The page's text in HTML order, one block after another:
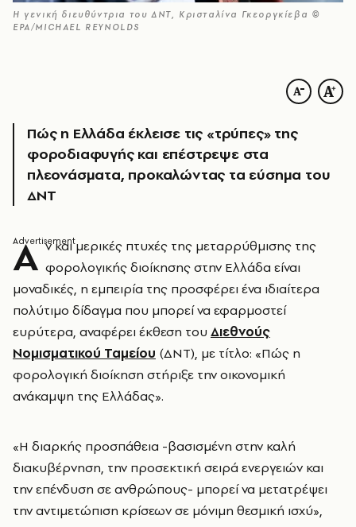
Η γενική διευθύντρια του ΔΝΤ, Κρισταλίνα Γκεοργκίεβα ©
EPA/MICHAEL REYNOLDS
Πώς η Ελλάδα έκλεισε τις «τρύπες» της
φοροδιαφυγής και επέστρεψε στα
πλεονάσματα, προκαλώντας τα εύσημα του
ΔΝΤ
Α ν και μερικές πτυχές της μεταρρύθμισης της
φορολογικής διοίκησης στην Ελλάδα είναι
μοναδικές, η εμπειρία της προσφέρει ένα ιδιαίτερα
πολύτιμο δίδαγμα που μπορεί να εφαρμοστεί
ευρύτερα, αναφέρει έκθεση του Διεθνούς
Νομισματικού Ταμείου (ΔΝΤ), με τίτλο: «Πώς η
φορολογική διοίκηση στήριξε την οικονομική
ανάκαμψη της Ελλάδας».
«Η διαρκής προσπάθεια -βασισμένη στην καλή
διακυβέρνηση, την προσεκτική σειρά ενεργειών και
την επένδυση σε ανθρώπους- μπορεί να μετατρέψει
την αντιμετώπιση κρίσεων σε μόνιμη θεσμική ισχύ»,